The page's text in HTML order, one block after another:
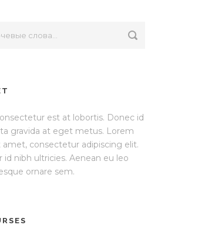
est at lobortis. Donec id
gravida at eget metus. Lorem
amet, consectetur adipiscing elit.
id nibh ultricies. Aenean eu leo
ornare sem.